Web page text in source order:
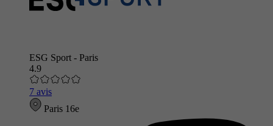
ESG Sport - Paris
4.9
7 avis
Paris 16e